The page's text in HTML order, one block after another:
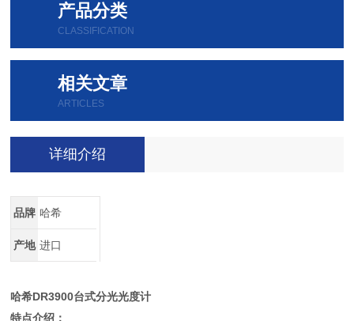
产品分类
CLASSIFICATION
相关文章
ARTICLES
详细介绍
品牌 哈希
产地 进口
哈希DR3900台式分光光度计
特点介绍：